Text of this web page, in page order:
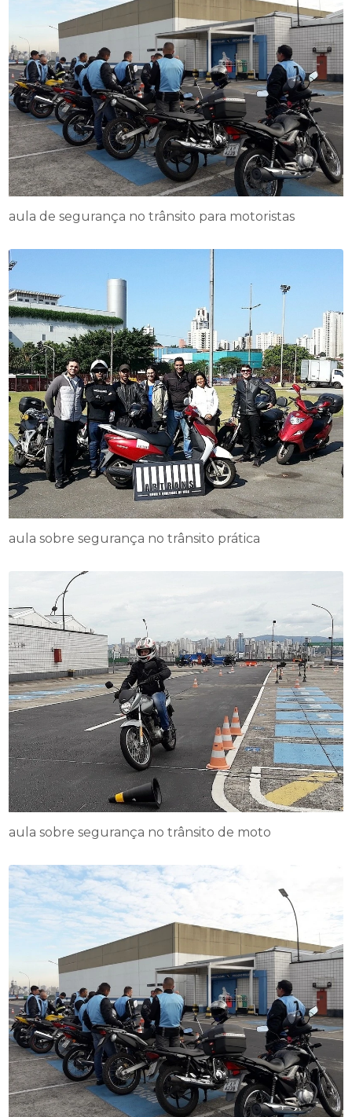
aula de segurança no trânsito para motoristas
aula sobre segurança no trânsito prática
aula sobre segurança no trânsito de moto